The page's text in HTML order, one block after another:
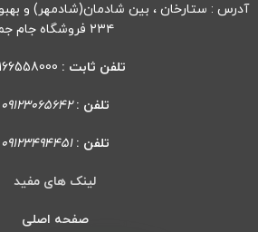
آدرس : ستارخان ، بین شادمان(شادمهر) و
۲۳۴ فروشگاه جام جم
تلفن ثابت :
تلفن : 09123065642
تلفن : 09123494451
لینک های مفید
صفحه اصلی